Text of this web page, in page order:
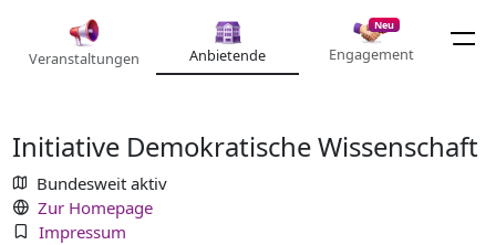
Veranstaltungen Anbietende
Neu
Engagement
Initiative Demokratische Wissenschaft
Bundesweit aktiv
Zur Homepage
Impressum